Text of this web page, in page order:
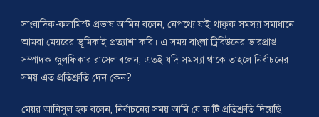
সাংবাদিক-কলামিস্ট প্রভাষ আমিন বলেন, নেপথ্যে যাই থাকুক সমস্যা সমাধানে
আমরা মেয়রের ভূমিকাই প্রত্যাশা করি। এ সময় বাংলা ট্রিবিউনের ভারপ্রাপ্ত
সম্পাদক জুলফিকার রাসেল বলেন, এতই যদি সমস্যা থাকে তাহলে নির্বাচনের
সময় এত প্রতিশ্রুতি দেন কেন?
মেয়র আনিসুল হক বলেন, নির্বাচনের সময় আমি যে ক’টি প্রতিশ্রুতি দিয়েছি